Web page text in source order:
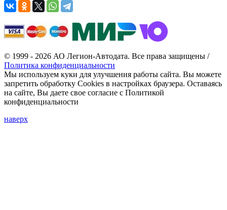
© 1999 - 2026 АО Легион-Автодата. Все права защищены /
Политика конфиденциальности
Мы используем куки для улучшения работы сайта. Вы можете
запретить обработку Cookies в настройках браузера. Оставаясь
на сайте, Вы даете свое согласие с Политикой
конфиденциальности
наверх